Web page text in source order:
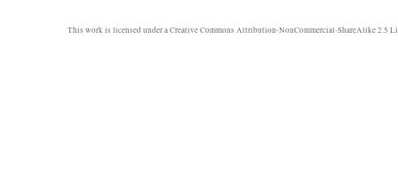
This work is licensed under aCreative Commons Attribution-NonCommercial-ShareAlike 2.5